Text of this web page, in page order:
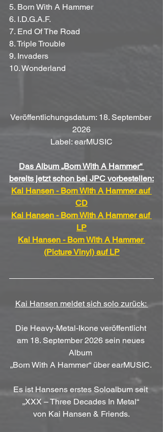
5. Born With A Hammer
6. I.D.G.A.F.
7. End Of The Road
8. Triple Trouble
9. Invaders
10. Wonderland
Veröffentlichungsdatum: 18. September
2026
Label: earMUSIC
Das Album „Born With A Hammer“
bereits jetzt schon bei JPC vorbestellen:
Kai Hansen - Born With A Hammer auf
CD
Kai Hansen - Born With A Hammer auf
LP
Kai Hansen - Born With A Hammer
(Picture Vinyl) auf LP
Kai Hansen meldet sich solo zurück:
Die Heavy-Metal-Ikone veröffentlicht
am 18. September 2026 sein neues
Album
„Born With A Hammer“ über earMUSIC.
Es ist Hansens erstes Soloalbum seit
„XXX – Three Decades In Metal“
von Kai Hansen & Friends.